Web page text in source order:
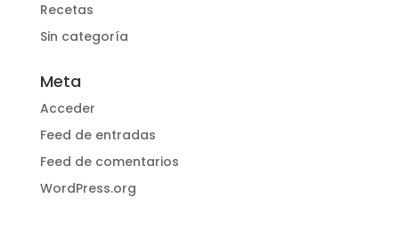
Recetas
Sin categoría
Meta
Acceder
Feed de entradas
Feed de comentarios
WordPress.org